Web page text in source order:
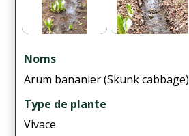
Noms
Arum bananier (Skunk cabbage)
Type de plante
Vivace